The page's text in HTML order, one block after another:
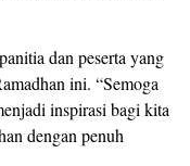
dan peserta yang
ini. “Semoga
inspirasi bagi kita
dengan penuh